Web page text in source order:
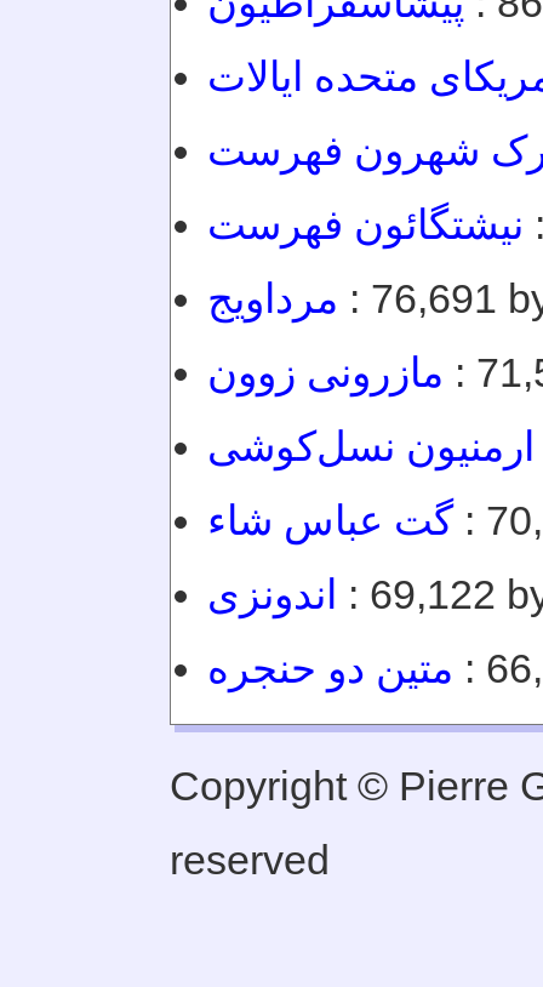
متحده ایالات
شهرون فهرست
نیشتگائون فهرست
مرداویج : 76,691
مازرونی زوون :
ارمنیون نسل‌کوشی
گت عباس شاء:
اندونزی : 69,122
متین دو حنجره :
Copyright © Pierre
reserved